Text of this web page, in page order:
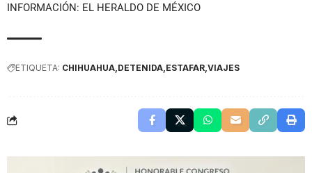
INFORMACIÓN: EL HERALDO DE MÉXICO
ETIQUETA: CHIHUAHUA DETENIDA ESTAFAR VIAJES